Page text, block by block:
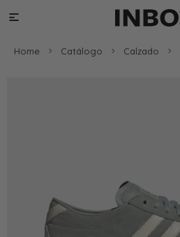

Home Catálogo Calzado